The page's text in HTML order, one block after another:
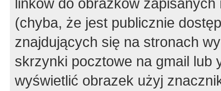
(chyba, że jest publicznie
znajdujących się na stronach
skrzynki pocztowe na gmail lub
wyświetlić obrazek użyj